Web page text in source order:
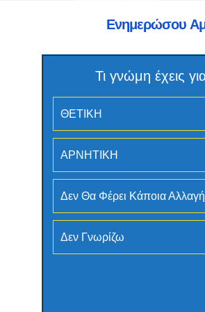
Ενημερώσου
Τι γνώμη έχεις
ΘΕΤΙΚΗ
ΑΡΝΗΤΙΚΗ
Δεν Θα Φέρει Κάποια Αλλαγή
Δεν Γνωρίζω